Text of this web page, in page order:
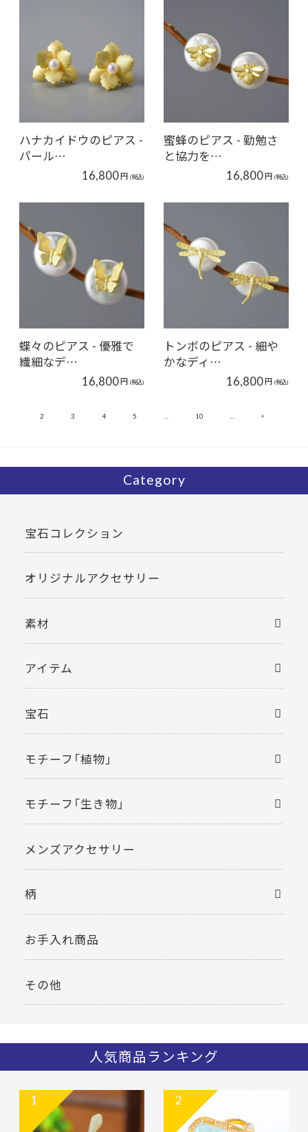
ハナカイドウのピアス -
パール…
16,800円 (税込)
蜜蜂のピアス - 勤勉さ
と協力を…
16,800円 (税込)
蝶々のピアス - 優雅で
繊細なデ…
16,800円 (税込)
トンボのピアス - 細や
かなディ…
16,800円 (税込)
2 3 4 5 10 »
Category
宝石コレクション
オリジナルアクセサリー
素材
アイテム
宝石
モチーフ「植物」
モチーフ「生き物」
メンズアクセサリー
柄
お手入れ商品
その他
人気商品ランキング
1 2